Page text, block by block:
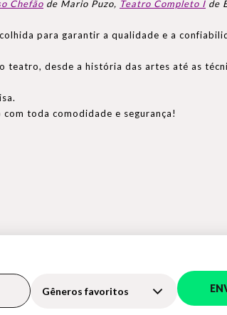
Chefão de Mario Puzo, Teatro Completo I de
para garantir a qualidade e a
desde a história das artes até as
toda comodidade e segurança!
Gêneros favoritos